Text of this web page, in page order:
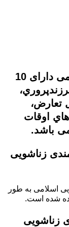
پرسشنامه رضایتمندی زناشویی اسلامی دارای 10
تعارض،
اوقات
باشد.
زناشویی
اسلامی به طور
شده است.
زناشویی